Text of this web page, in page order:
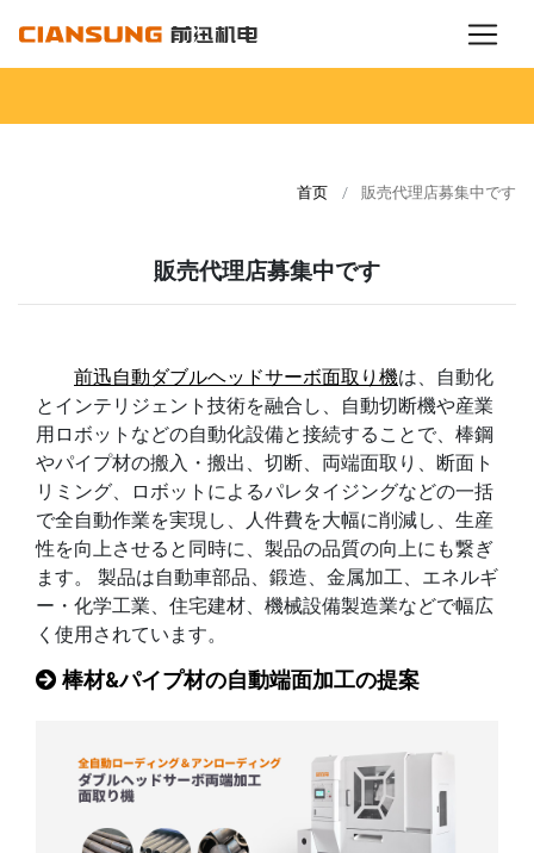
首页 販売代理店募集中です
販売代理店募集中です
前迅自動ダブルヘッドサーボ面取り機は、自動化
とインテリジェント技術を融合し、自動切断機や産業
用ロボットなどの自動化設備と接続することで、棒鋼
やパイプ材の搬入・搬出、切断、両端面取り、断面ト
リミング、ロボットによるパレタイジングなどの一括
で全自動作業を実現し、人件費を大幅に削減し、生産
性を向上させると同時に、製品の品質の向上にも繋ぎ
ます。 製品は自動車部品、鍛造、金属加工、エネルギ
ー・化学工業、住宅建材、機械設備製造業などで幅広
く使用されています。
棒材&パイプ材の自動端面加工の提案